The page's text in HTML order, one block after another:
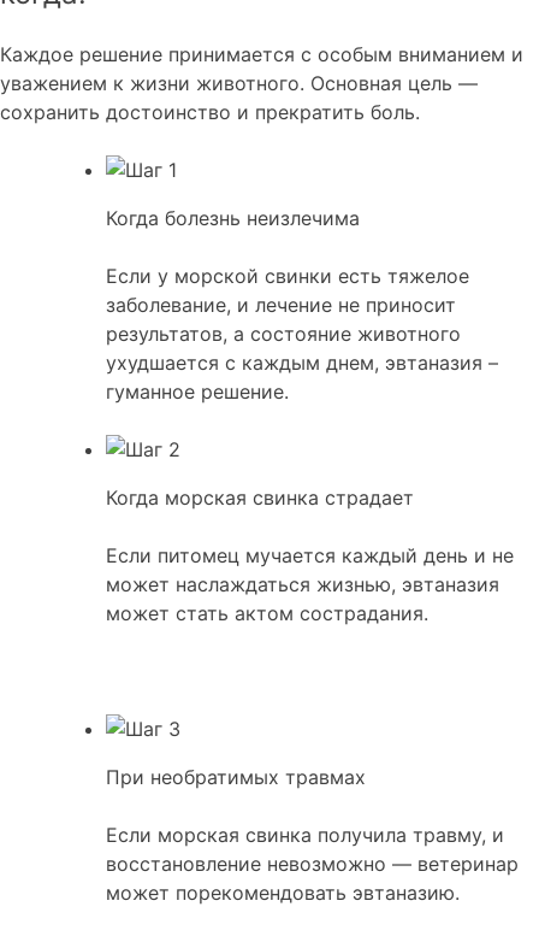
Каждое решение принимается с особым вниманием и
уважением к жизни животного. Основная цель —
сохранить достоинство и прекратить боль.
Когда болезнь неизлечима
Если у морской свинки есть тяжелое
заболевание, и лечение не приносит
результатов, а состояние животного
ухудшается с каждым днем, эвтаназия –
гуманное решение.
Когда морская свинка страдает
Если питомец мучается каждый день и не
может наслаждаться жизнью, эвтаназия
может стать актом сострадания.
При необратимых травмах
Если морская свинка получила травму, и
восстановление невозможно — ветеринар
может порекомендовать эвтаназию.